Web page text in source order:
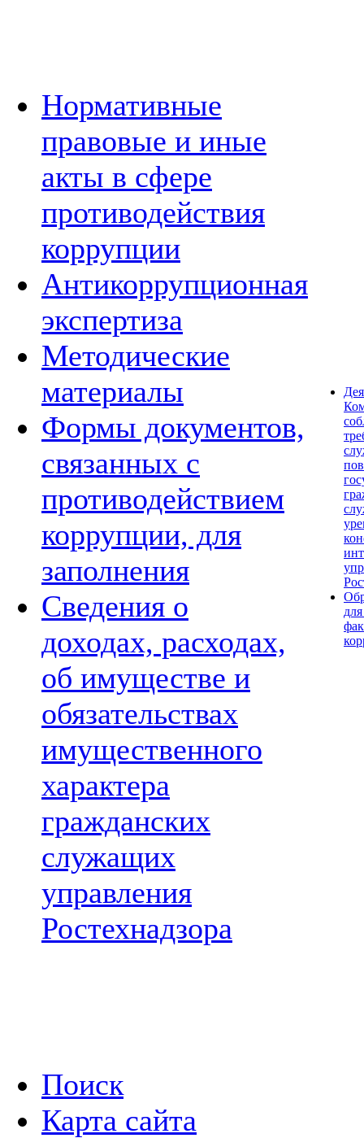
Нормативные
правовые и иные
акты в сфере
противодействия
коррупции
Антикоррупционная
экспертиза
Методические
материалы
Формы документов,
связанных с
противодействием
коррупции, для
заполнения
Сведения о
доходах, расходах,
об имуществе и
обязательствах
имущественного
характера
гражданских
служащих
управления
Ростехнадзора
Поиск
Карта сайта